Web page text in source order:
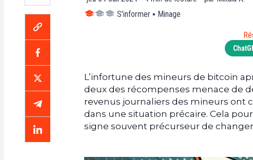
S'informer ▪ Minage
L’infortune des mineurs de bitcoin
deux des récompenses menace de
revenus journaliers des mineurs ont
dans une situation précaire. Cela
signe souvent précurseur de